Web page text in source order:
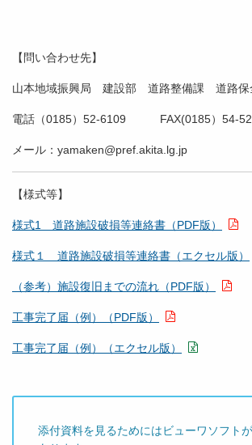
【問い合わせ先】
山本地域振興局 建設部 道路整備課 道路保
電話（0185）52-6109 FAX(0185）54-
メール：yamaken@pref.akita.lg.jp
【様式等】
様式1 道路施設破損等連絡書（PDF版）
様式１ 道路施設破損等連絡書（エクセル版）
（参考）施設復旧までの流れ（PDF版）
工事完了届（例）（PDF版）
工事完了届（例）（エクセル版）
添付資料を見るためにはビューワソフト